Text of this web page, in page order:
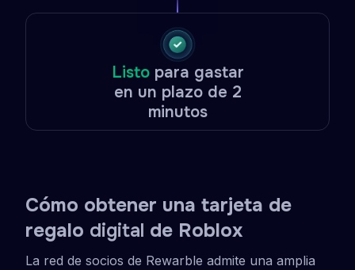
Listopara gastar
en un plazo de 2
minutos
Cómo obtener una tarjeta de
regalo digital de Roblox
La red de socios de Rewarble admite una amplia